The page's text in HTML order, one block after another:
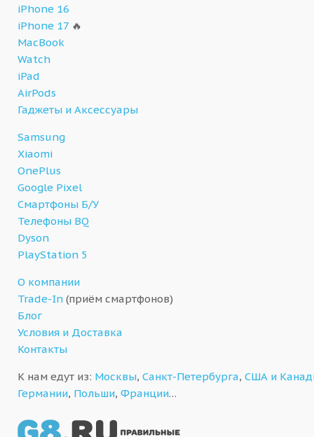
iPhone 16
iPhone 17 🔥
MacBook
Watch
iPad
AirPods
Гаджеты и Аксессуары
Samsung
Xiaomi
OnePlus
Google Pixel
Смартфоны Б/У
Телефоны BQ
Dyson
PlayStation 5
О компании
Trade-In (приём смартфонов)
Блог
Условия и Доставка
Контакты
К нам едут из: Москвы, Санкт-Петербурга, США и
Германии, Польши, Франции…